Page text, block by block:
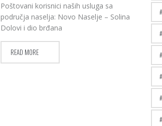
Poštovani korisnici naših usluga sa
područja naselja: Novo Naselje – Solina
Dolovi i dio brđana
READ MORE